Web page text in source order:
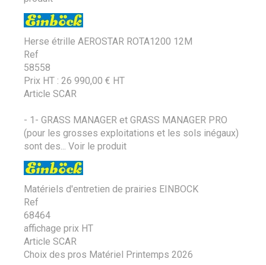
Herse étrille AEROSTAR ROTA1200 12M
Ref
58558
Prix HT : 26 990,00 € HT
Article SCAR
- 1- GRASS MANAGER et GRASS MANAGER PRO
(pour les grosses exploitations et les sols inégaux)
sont des...
Voir le produit
Matériels d'entretien de prairies EINBOCK
Ref
68464
affichage prix HT
Article SCAR
Choix des pros Matériel Printemps 2026